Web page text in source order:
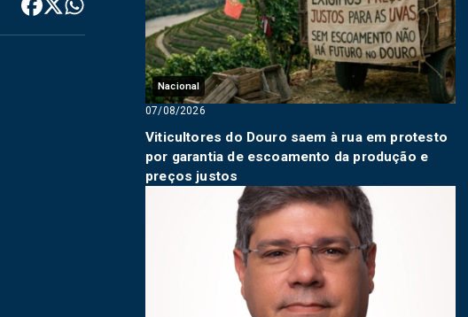
Nacional
07/08/2026
Viticultores do Douro saem à rua em protesto
por garantia de escoamento da produção e
preços justos